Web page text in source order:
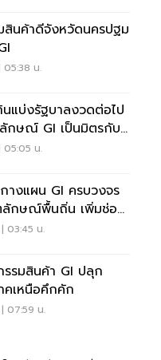
สินค้าดีจังหวัดนครปฐม
05:38 น.
แบ่งรัฐบาลงวดต่อไป
กษณ์ GI เป็นมิตรกับ
05:05 น.
างแผน GI ครบวงจร
ลักษณ์พื้นถิ่น เพิ่มช่อง
ด
03:45 น.
รมสินค้า GI ปลุก
คเหนือคึกคัก
07:59 น.